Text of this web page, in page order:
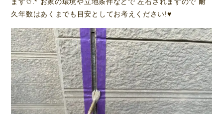
久年数はあくまでも目安としてお考えください!♥️